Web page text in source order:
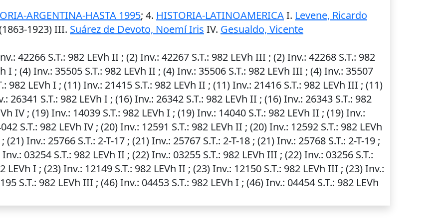
ARGENTINA-HASTA 1995; 4. HISTORIA-LATINOAMERICAI. Levene, Ricardo
1923) III. Suárez de Devoto, Noemí Iris IV. Gesualdo, Vicente
: 42266 S.T.: 982 LEVh II ; (2)Inv.: 42267 S.T.: 982 LEVh III ; (2)Inv.: 42268 S.T.: 982
I ; (4)Inv.: 35505 S.T.: 982 LEVh II ; (4)Inv.: 35506 S.T.: 982 LEVh III ; (4)Inv.: 35507
: 982 LEVh I ; (11)Inv.: 21415 S.T.: 982 LEVh II ; (11)Inv.: 21416 S.T.: 982 LEVh III ; (11)
: 26341 S.T.: 982 LEVh I ; (16)Inv.: 26342 S.T.: 982 LEVh II ; (16)Inv.: 26343 S.T.: 982
IV ; (19)Inv.: 14039 S.T.: 982 LEVh I ; (19)Inv.: 14040 S.T.: 982 LEVh II ; (19)Inv.:
S.T.: 982 LEVh IV ; (20)Inv.: 12591 S.T.: 982 LEVh II ; (20)Inv.: 12592 S.T.: 982 LEVh
(21)Inv.: 25766 S.T.: 2-T-17 ; (21)Inv.: 25767 S.T.: 2-T-18 ; (21)Inv.: 25768 S.T.: 2-T-19 ;
Inv.: 03254 S.T.: 982 LEVh II ; (22)Inv.: 03255 S.T.: 982 LEVh III ; (22)Inv.: 03256 S.T.:
LEVh I ; (23)Inv.: 12149 S.T.: 982 LEVh II ; (23)Inv.: 12150 S.T.: 982 LEVh III ; (23)Inv.:
S.T.: 982 LEVh III ; (46)Inv.: 04453 S.T.: 982 LEVh I ; (46)Inv.: 04454 S.T.: 982 LEVh